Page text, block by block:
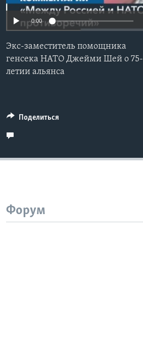
Learning English
СОЦИАЛЬНЫЕ СЕТИ
0:00
Экс-заместитель помощника
генсека НАТО Джейми Шей о 75-
летии альянса
Поделиться
Форум